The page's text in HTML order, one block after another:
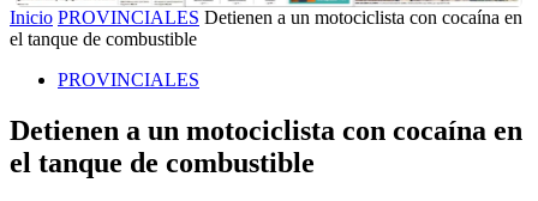
Inicio PROVINCIALES Detienen a un motociclista con cocaína en
el tanque de combustible
PROVINCIALES
Detienen a un motociclista con cocaína en
el tanque de combustible